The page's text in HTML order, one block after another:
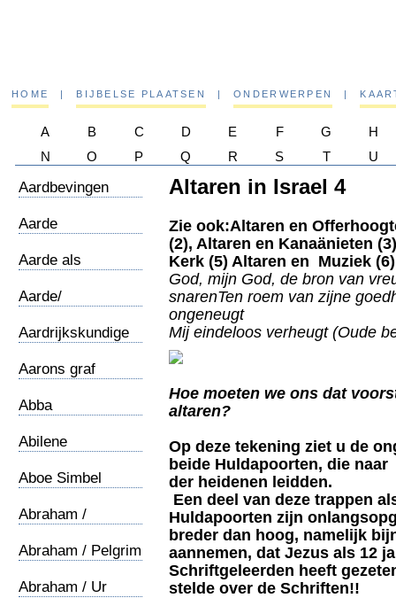
HOME | BIJBELSE PLAATSEN | ONDERWERPEN |
A B C D E F G
H
N
O P Q R S T U
Aardbevingen
Aarde
Aarde als
Aarde/
Aardrijkskundige
Aarons graf
Abba
Abilene
Aboe Simbel
Abraham /
Abraham / Pelgrim
Abraham / Ur
Altaren in Israel 4
Zie ook:Altaren en
(2), Altaren en Kanaänieten
Kerk (5) Altaren en Muziek (6)
God, mijn God, de bron van
snarenTen roem van zijne
ongeneugt
Mij eindeloos verheugt (Oude
Hoe moeten we ons dat
altaren?
Op deze tekening ziet u de
beide Huldapoorten, die
der heidenen leidden.
Een deel van deze trappen
Huldapoorten zijn
breder dan hoog, namelijk
aannemen, dat Jezus als 12
Schriftgeleerden heeft
stelde over de Schriften!!